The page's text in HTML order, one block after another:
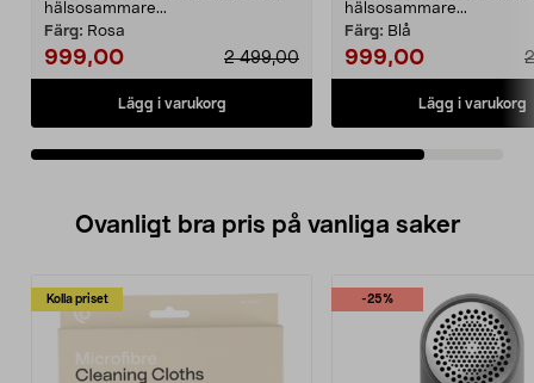
hälsosammare...
Färg: Rosa
2 499,00
999,00
Lägg i varukorg
hälsosammare...
Färg: Blå
999,00
Lägg i varukorg
Ovanligt bra pris på vanliga saker
Kolla priset -25%